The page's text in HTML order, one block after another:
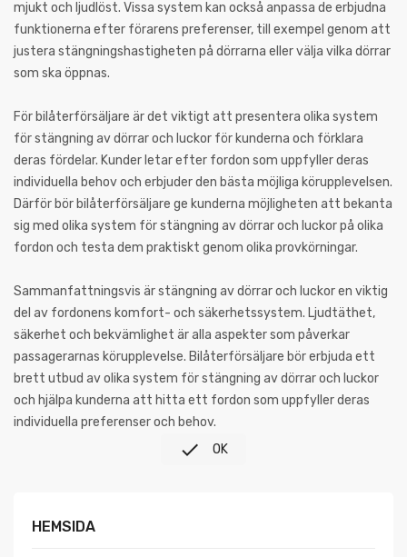
mjukt och ljudlöst. Vissa system kan också anpassa de erbjudna
funktionerna efter förarens preferenser, till exempel genom att
justera stängningshastigheten på dörrarna eller välja vilka dörrar
som ska öppnas.
För bilåterförsäljare är det viktigt att presentera olika system
för stängning av dörrar och luckor för kunderna och förklara
deras fördelar. Kunder letar efter fordon som uppfyller deras
individuella behov och erbjuder den bästa möjliga körupplevelsen.
Därför bör bilåterförsäljare ge kunderna möjligheten att bekanta
sig med olika system för stängning av dörrar och luckor på olika
fordon och testa dem praktiskt genom olika provkörningar.
Sammanfattningsvis är stängning av dörrar och luckor en viktig
del av fordonens komfort- och säkerhetssystem. Ljudtäthet,
säkerhet och bekvämlighet är alla aspekter som påverkar
passagerarnas körupplevelse. Bilåterförsäljare bör erbjuda ett
brett utbud av olika system för stängning av dörrar och luckor
och hjälpa kunderna att hitta ett fordon som uppfyller deras
individuella preferenser och behov.
 OK
HEMSIDA